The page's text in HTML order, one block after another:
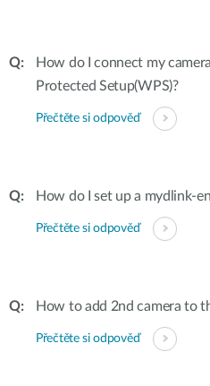
How do I connect my
Protected Setup(WPS)?
Přečtěte si odpověď
How do I set up a mydlink-
Přečtěte si odpověď
How to add 2nd camera to
Přečtěte si odpověď